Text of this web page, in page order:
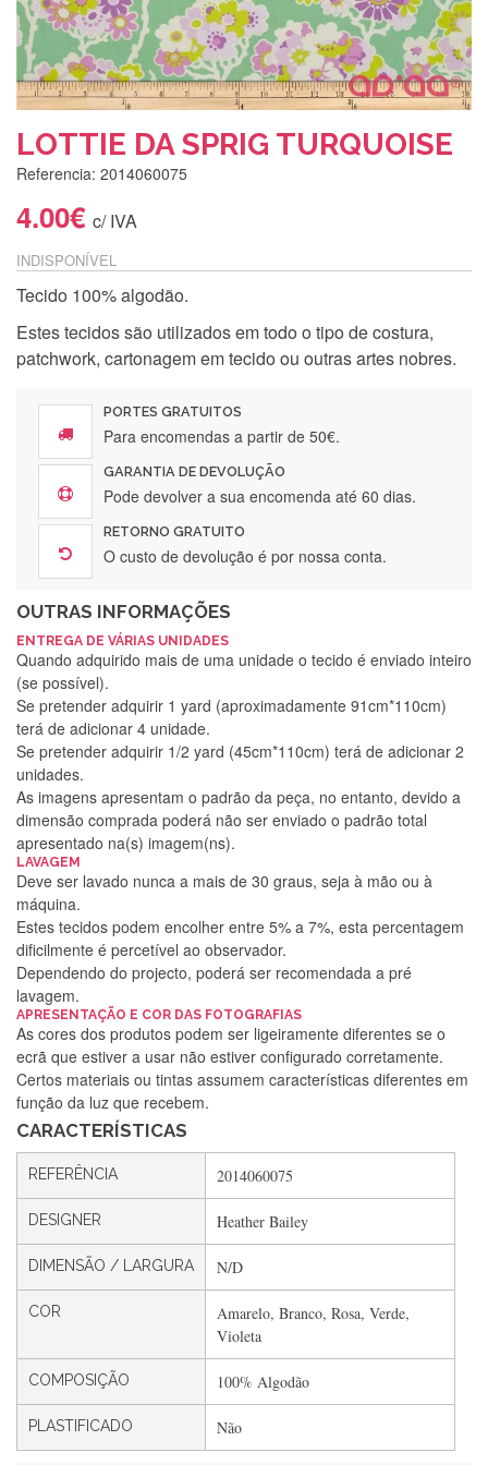
LOTTIE DA SPRIG TURQUOISE
Referencia: 2014060075
4.00€ c/ IVA
INDISPONÍVEL
Tecido 100% algodão.
Estes tecidos são utilizados em todo o tipo de costura,
patchwork, cartonagem em tecido ou outras artes nobres.
PORTES GRATUITOS
Para encomendas a partir de 50€.
GARANTIA DE DEVOLUÇÃO
Pode devolver a sua encomenda até 60 dias.
RETORNO GRATUITO
O custo de devolução é por nossa conta.
OUTRAS INFORMAÇÕES
ENTREGA DE VÁRIAS UNIDADES
Quando adquirido mais de uma unidade o tecido é enviado inteiro
(se possível).
Se pretender adquirir 1 yard (aproximadamente 91cm*110cm)
terá de adicionar 4 unidade.
Se pretender adquirir 1/2 yard (45cm*110cm) terá de adicionar 2
unidades.
As imagens apresentam o padrão da peça, no entanto, devido a
dimensão comprada poderá não ser enviado o padrão total
apresentado na(s) imagem(ns).
LAVAGEM
Deve ser lavado nunca a mais de 30 graus, seja à mão ou à
máquina.
Estes tecidos podem encolher entre 5% a 7%, esta percentagem
dificilmente é percetível ao observador.
Dependendo do projecto, poderá ser recomendada a pré
lavagem.
APRESENTAÇÃO E COR DAS FOTOGRAFIAS
As cores dos produtos podem ser ligeiramente diferentes se o
ecrã que estiver a usar não estiver configurado corretamente.
Certos materiais ou tintas assumem características diferentes em
função da luz que recebem.
CARACTERÍSTICAS
REFERÊNCIA 2014060075
DESIGNER Heather Bailey
DIMENSÃO / LARGURA N/D
COR
Amarelo, Branco, Rosa, Verde,
Violeta
COMPOSIÇÃO 100% Algodão
PLASTIFICADO Não
Silvia Lopes
Encomenda direitinha. Rapidez e segurança. Volto a
encomendar.
Silvia André
Gostei ,Serviço bastante rápido. recomendo
Filipa Freire
Rápido, atendimento 5*. Hoje chegará a segunda encomenda
feita de muitas certamente❤️